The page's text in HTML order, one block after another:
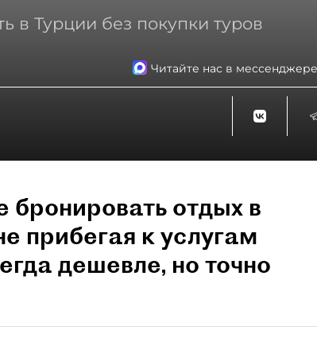
в Турции без покупки туров
Читайте нас в
отдых в
прибегая к услугам
дешевле, но точно